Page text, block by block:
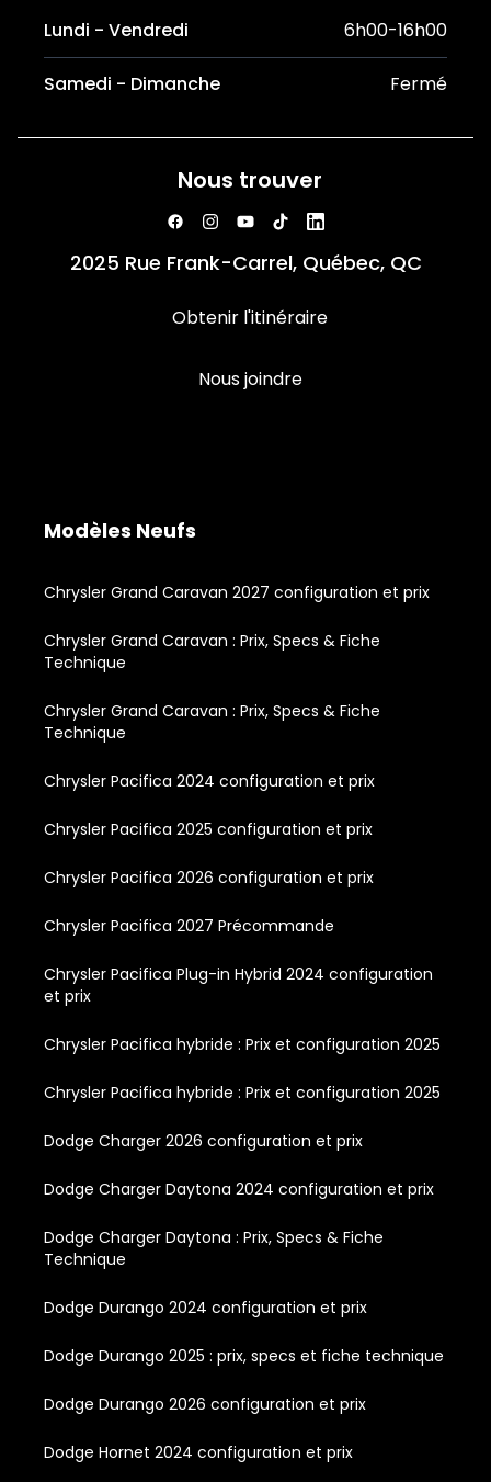
Lundi - Vendredi 6h00-16h00
Samedi - Dimanche Fermé
Nous trouver
2025 Rue Frank-Carrel, Québec, QC
Obtenir l'itinéraire
Nous joindre
Modèles Neufs
Chrysler Grand Caravan 2027 configuration et prix
Chrysler Grand Caravan : Prix, Specs & Fiche
Technique
Chrysler Grand Caravan : Prix, Specs & Fiche
Technique
Chrysler Pacifica 2024 configuration et prix
Chrysler Pacifica 2025 configuration et prix
Chrysler Pacifica 2026 configuration et prix
Chrysler Pacifica 2027 Précommande
Chrysler Pacifica Plug-in Hybrid 2024 configuration
et prix
Chrysler Pacifica hybride : Prix et configuration 2025
Chrysler Pacifica hybride : Prix et configuration 2025
Dodge Charger 2026 configuration et prix
Dodge Charger Daytona 2024 configuration et prix
Dodge Charger Daytona : Prix, Specs & Fiche
Technique
Dodge Durango 2024 configuration et prix
Dodge Durango 2025 : prix, specs et fiche technique
Dodge Durango 2026 configuration et prix
Dodge Hornet 2024 configuration et prix